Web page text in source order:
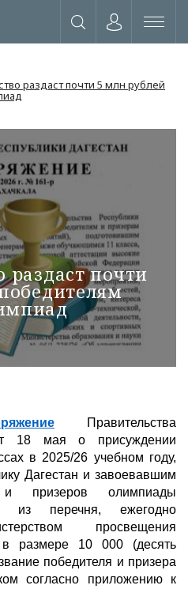
соц. сети
раздаст почти 5 млн рублей
раздаст почти
Правительства
18 мая о присуждении
в 2025/26 учебном году,
Дагестан и завоевавшим
и призеров олимпиады
из перечня, ежегодно
просвещения
в размере 10 000 (десять
победителя и призера
согласно приложению к